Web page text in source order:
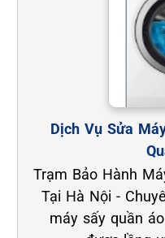
Dịch Vụ Sửa
Trạm Bảo Hành
Tại Hà Nội -
máy sấy quần